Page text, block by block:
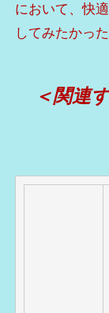
において、快
してみたかっ
＜関連